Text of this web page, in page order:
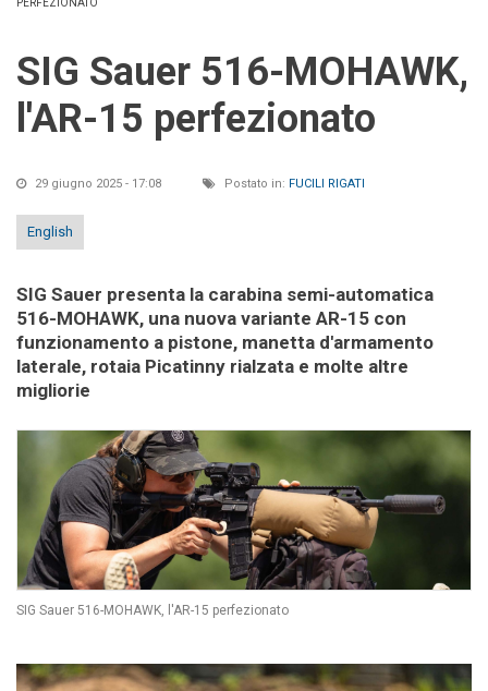
PERFEZIONATO
SIG Sauer 516-MOHAWK,
l'AR-15 perfezionato
29 giugno 2025 - 17:08 Postato in: FUCILI RIGATI
English
SIG Sauer presenta la carabina semi-automatica
516-MOHAWK, una nuova variante AR-15 con
funzionamento a pistone, manetta d'armamento
laterale, rotaia Picatinny rialzata e molte altre
migliorie
SIG Sauer 516-MOHAWK, l'AR-15 perfezionato